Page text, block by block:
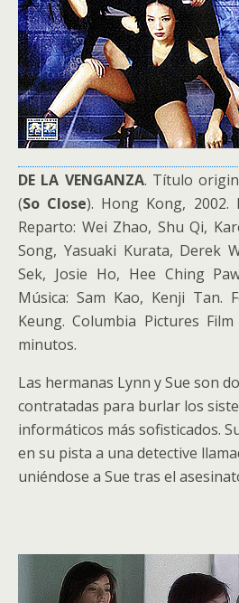
DE LA VENGANZA. Título
(So Close). Hong Kong, 2002.
Reparto: Wei Zhao, Shu Qi,
Song, Yasuaki Kurata, Derek
Sek, Josie Ho, Hee Ching
Música: Sam Kao, Kenji Tan.
Keung. Columbia Pictures
minutos.
Las hermanas Lynn y Sue son
contratadas para burlar los
informáticos más sofisticados.
en su pista a una detective
uniéndose a Sue tras el